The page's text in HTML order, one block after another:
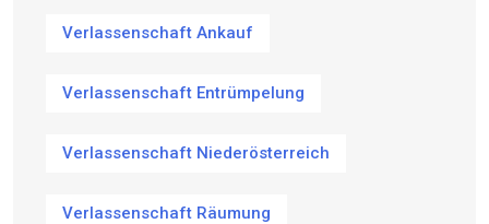
Verlassenschaft Ankauf
Verlassenschaft Entrümpelung
Verlassenschaft Niederösterreich
Verlassenschaft Räumung